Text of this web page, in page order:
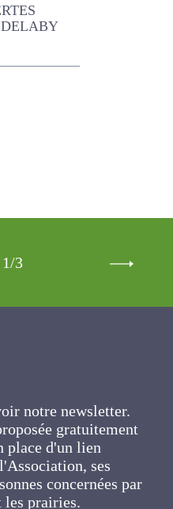
LUC,
proposée
la mise en place
entre l'Association,
personnes
fourragères et les